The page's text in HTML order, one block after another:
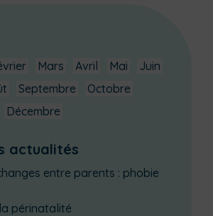
Mars Avril Mai
Juin
Septembre
Octobre
Décembre
actualités
entre parents : phobie
périnatalité